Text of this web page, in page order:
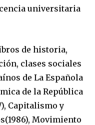
universitaria
de historia,
clases sociales
de La Española
de la República
Capitalismo y
(1986), Movimiento